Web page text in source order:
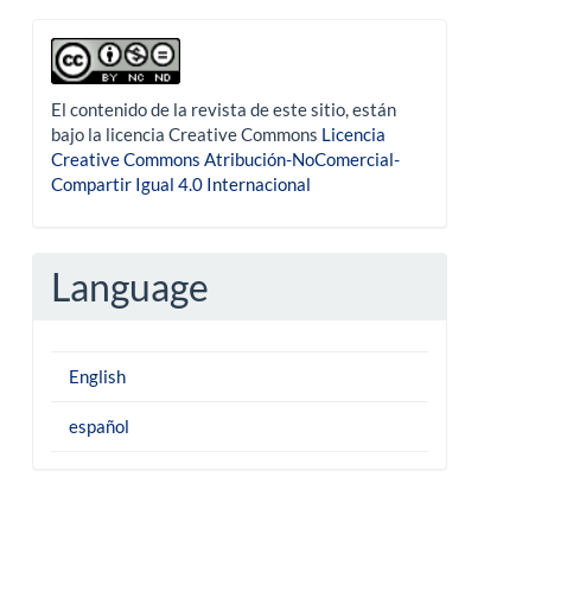
derechoautor
El contenido de la revista de este sitio, están
bajo la licencia Creative Commons Licencia
Creative Commons Atribución-NoComercial-
Compartir Igual 4.0 Internacional
Language
English
español